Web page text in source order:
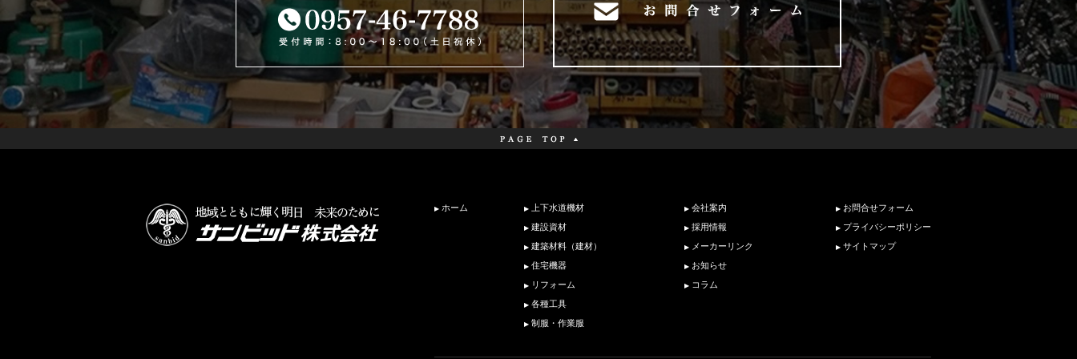
ホーム
上下水道機材
建設資材
建築材料（建材）
住宅機器
リフォーム
各種工具
制服・作業服
会社案内
採用情報
メーカーリンク
お知らせ
コラム
お問合せフォーム
プライバシーポリシー
サイトマップ